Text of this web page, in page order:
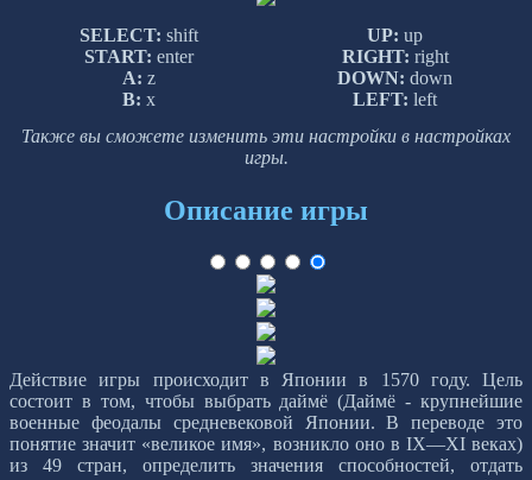
SELECT: shift
START: enter
A: z
B: x
UP: up
RIGHT: right
DOWN: down
LEFT: left
Также вы сможете изменить эти настройки в настройках
игры.
Описание игры
Действие игры происходит в Японии в 1570 году. Цель
состоит в том, чтобы выбрать даймё (Даймё - крупнейшие
военные феодалы средневековой Японии. В переводе это
понятие значит «великое имя», возникло оно в IX—XI веках)
из 49 стран, определить значения способностей, отдать